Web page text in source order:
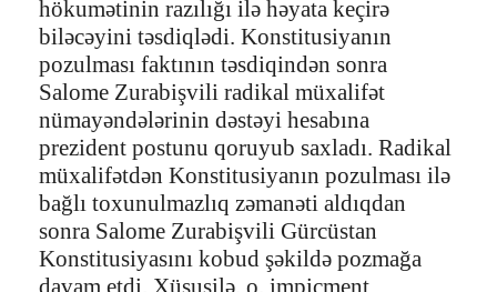
hökumətinin razılığı ilə həyata keçirə
biləcəyini təsdiqlədi. Konstitusiyanın
pozulması faktının təsdiqindən sonra
Salome Zurabişvili radikal müxalifət
nümayəndələrinin dəstəyi hesabına
prezident postunu qoruyub saxladı. Radikal
müxalifətdən Konstitusiyanın pozulması ilə
bağlı toxunulmazlıq zəmanəti aldıqdan
sonra Salome Zurabişvili Gürcüstan
Konstitusiyasını kobud şəkildə pozmağa
davam etdi. Xüsusilə, o, impiçment